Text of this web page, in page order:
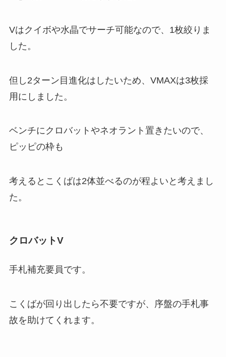
Vはクイボや水晶でサーチ可能なので、1枚絞りま
した。
但し2ターン目進化はしたいため、VMAXは3枚採
用にしました。
ベンチにクロバットやネオラント置きたいので、
ピッピの枠も
考えるとこくばは2体並べるのが程よいと考えまし
た。
クロバットV
手札補充要員です。
こくばが回り出したら不要ですが、序盤の手札事
故を助けてくれます。